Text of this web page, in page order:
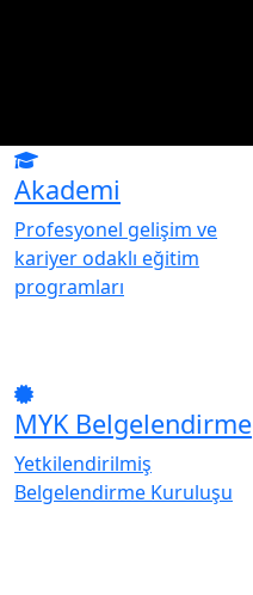
Akademi
Profesyonel gelişim ve
kariyer odaklı eğitim
programları
MYK Belgelendirme
Yetkilendirilmiş
Belgelendirme Kuruluşu